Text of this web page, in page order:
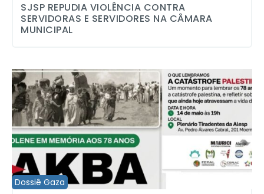
SJSP REPUDIA VIOLÊNCIA CONTRA
SERVIDORAS E SERVIDORES NA CÂMARA
MUNICIPAL
Dossiê Gaza
Hoje às 19h na Alesp e amanhã na Faculdade de Direito, atos